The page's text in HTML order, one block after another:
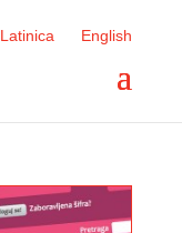
Latinica English